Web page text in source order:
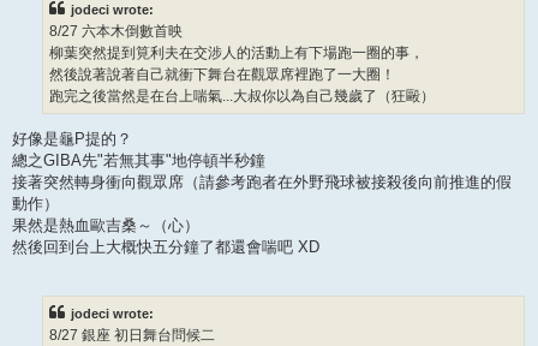
jodeci wrote:
8/27 六本木倒數首映
柳葉突然提到筧利夫在交涉人的活動上有下場跑一圈的事，
然後說著說著自己就衝下舞台在觀眾席裡跑了一大圈！
跑完之後當然是在台上喘氣...大叔你以為自己幾歲了（狂毆）
好像是龜P提的？
總之GIBA先"若無其事"地停頓半秒鐘
接著突然轉身衝向觀眾席（請參考跑者在外野飛球被接殺後向前推進的假
動作）
果然是熱血歐吉桑～（心）
然後回到台上大概快五分鐘了都還會喘吧 XD
jodeci wrote:
8/27 銀座 初日舞台問候二